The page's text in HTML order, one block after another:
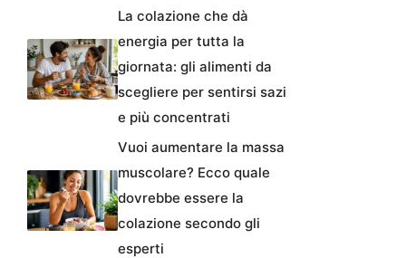
La colazione che dà
energia per tutta la
giornata: gli alimenti da
scegliere per sentirsi sazi
e più concentrati
Vuoi aumentare la massa
muscolare? Ecco quale
dovrebbe essere la
colazione secondo gli
esperti